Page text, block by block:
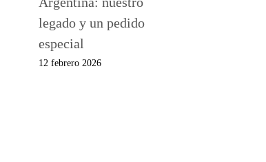
legado y un pedido
especial
12 febrero 2026